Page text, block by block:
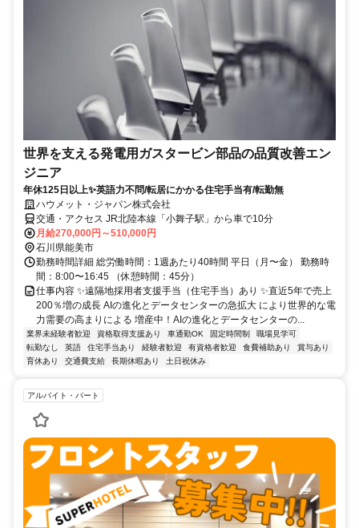
世界を支える発電用ガスタービン部品の品質改善エン
ジニア
年休125日以上✨英語力不問/転居にかかる住宅手当有/転勤無
ハウメット・ジャパン株式会社
交通・アクセス JR北陸本線「小舞子駅」から車で10分
月給270,000円～510,000円
石川県能美市
勤務時間詳細 総労働時間：1週あたり40時間 平日（月〜金） 勤務時
間：8:00〜16:45 （休憩時間：45分）
仕事内容 ✨遠隔地採用者支援手当（住宅手当）あり ✨直近5年で売上
200％増の成長 AIの進化とデータセンターの急拡大 により世界的な電
力需要の高まりによる 増産中！AIの進化とデータセンターの...
業界未経験者歓迎 資格取得支援あり 車通勤OK 固定時間制
職場見学可
転勤なし
英語 住宅手当あり 経験者歓迎 有資格者歓迎 食費補助あり
賞与あり
育休あり
交通費支給 長期休暇あり 土日祝休み
アルバイト・パート